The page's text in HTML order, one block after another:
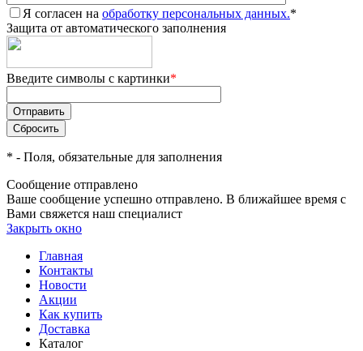
Я согласен на обработку персональных данных.*
Защита от автоматического заполнения
Введите символы с картинки*
* - Поля, обязательные для заполнения
Сообщение отправлено
Ваше сообщение успешно отправлено. В ближайшее время с
Вами свяжется наш специалист
Закрыть окно
Главная
Контакты
Новости
Акции
Как купить
Доставка
Каталог